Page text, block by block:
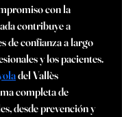
con la
contribuye a
de confianza a largo
y los pacientes.
del Vallès
completa de
desde prevención y